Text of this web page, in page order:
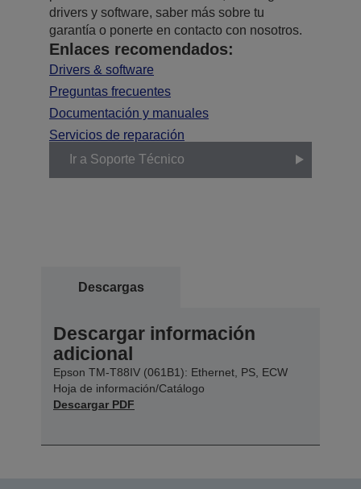
drivers y software, saber más sobre tu
garantía o ponerte en contacto con nosotros.
Enlaces recomendados:
Drivers & software
Preguntas frecuentes
Documentación y manuales
Servicios de reparación
Ir a Soporte Técnico
Descargas
Descargar información
adicional
Epson TM-T88IV (061B1): Ethernet, PS, ECW
Hoja de información/Catálogo
Descargar PDF